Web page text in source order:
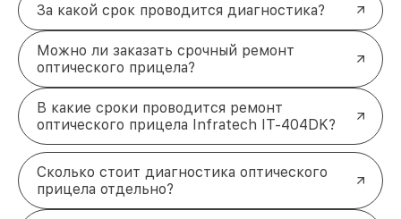
За какой срок проводится диагностика?
Можно ли заказать срочный ремонт
оптического прицела?
В какие сроки проводится ремонт
оптического прицела Infratech IT-404DK?
Сколько стоит диагностика оптического
прицела отдельно?